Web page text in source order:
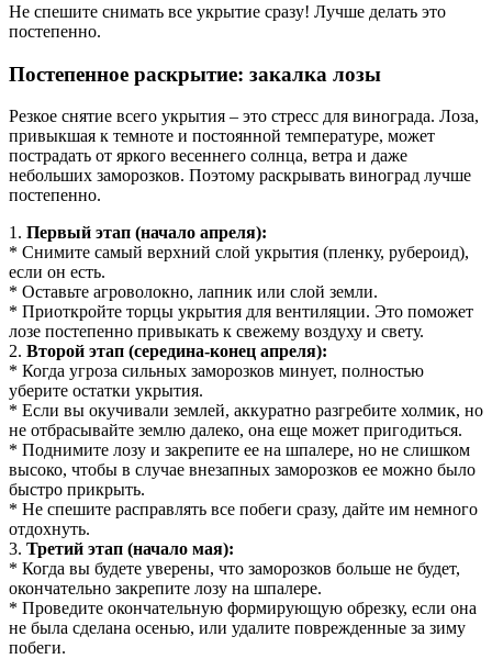
Не спешите снимать все укрытие сразу! Лучше делать это
постепенно.
Постепенное раскрытие: закалка лозы
Резкое снятие всего укрытия – это стресс для винограда. Лоза,
привыкшая к темноте и постоянной температуре, может
пострадать от яркого весеннего солнца, ветра и даже
небольших заморозков. Поэтому раскрывать виноград лучше
постепенно.
1. Первый этап (начало апреля):
* Снимите самый верхний слой укрытия (пленку, рубероид),
если он есть.
* Оставьте агроволокно, лапник или слой земли.
* Приоткройте торцы укрытия для вентиляции. Это поможет
лозе постепенно привыкать к свежему воздуху и свету.
2. Второй этап (середина-конец апреля):
* Когда угроза сильных заморозков минует, полностью
уберите остатки укрытия.
* Если вы окучивали землей, аккуратно разгребите холмик, но
не отбрасывайте землю далеко, она еще может пригодиться.
* Поднимите лозу и закрепите ее на шпалере, но не слишком
высоко, чтобы в случае внезапных заморозков ее можно было
быстро прикрыть.
* Не спешите расправлять все побеги сразу, дайте им немного
отдохнуть.
3. Третий этап (начало мая):
* Когда вы будете уверены, что заморозков больше не будет,
окончательно закрепите лозу на шпалере.
* Проведите окончательную формирующую обрезку, если она
не была сделана осенью, или удалите поврежденные за зиму
побеги.